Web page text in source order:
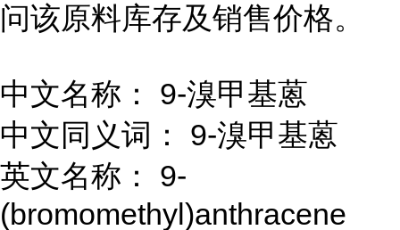
问该原料库存及销售价格。
中文名称： 9-溴甲基蒽
中文同义词： 9-溴甲基蒽
英文名称： 9-
(bromomethyl)anthracene